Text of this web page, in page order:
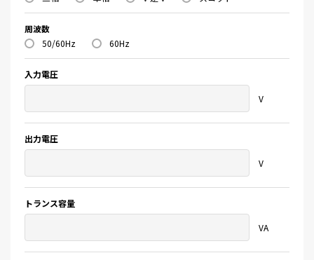
周波数
50/60Hz
60Hz
入力電圧
V
出力電圧
V
トランス容量
VA